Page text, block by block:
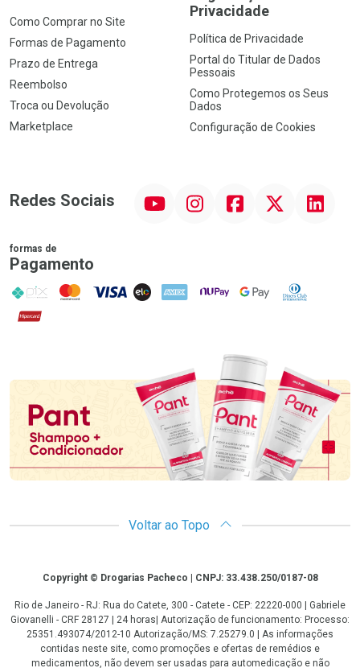
Como Comprar no Site
Formas de Pagamento
Prazo de Entrega
Reembolso
Troca ou Devolução
Marketplace
Privacidade
Política de Privacidade
Portal do Titular de Dados
Pessoais
Como Protegemos os Seus
Dados
Configuração de Cookies
Redes Sociais InstagramFacebookTwitter Linkedin
formas de
Pagamento
PIX MasterCard
VISA ELO AMEX NuPay Google PayDiners Club
Hipercard
Promoção em Destaque
Voltar ao Topo
CopyrightCopyright © Drogarias Pacheco | CNPJ: 33.438.250/0187-08
Rio de Janeiro - RJ: Rua do Catete, 300 - Catete - CEP: 22220-000 | Gabriele
Giovanelli - CRF 28127 | 24 horas| Autorização de funcionamento: Processo:
25351.493074/2012-10 Autorização/MS: 7.25279.0 | As informações
contidas neste site, como promoções e ofertas de remédios e
medicamentos, não devem ser usadas para automedicação e não